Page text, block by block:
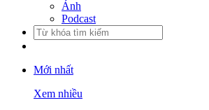
Ảnh
Podcast
Mới nhất
Xem nhiều